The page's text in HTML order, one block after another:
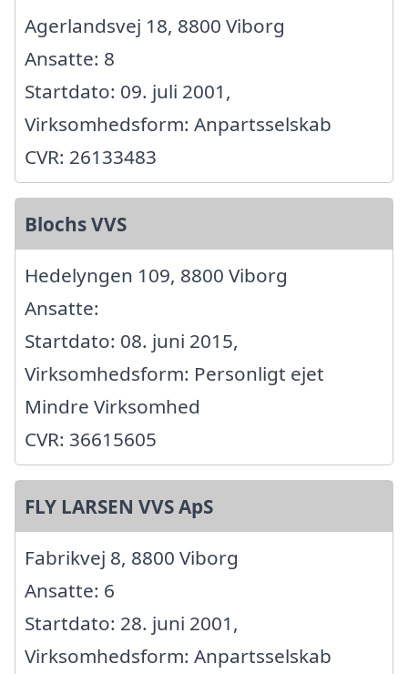
Agerlandsvej 18, 8800 Viborg
Ansatte: 8
Startdato: 09. juli 2001,
Virksomhedsform: Anpartsselskab
CVR: 26133483
Blochs VVS
Hedelyngen 109, 8800 Viborg
Ansatte:
Startdato: 08. juni 2015,
Virksomhedsform: Personligt ejet
Mindre Virksomhed
CVR: 36615605
FLY LARSEN VVS ApS
Fabrikvej 8, 8800 Viborg
Ansatte: 6
Startdato: 28. juni 2001,
Virksomhedsform: Anpartsselskab